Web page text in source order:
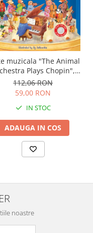
muzicala "The Animal
Plays Chopin",
cartonata, Usborne
112,06 RON
59,00 RON
IN STOC
ADAUGA IN COS
noastre